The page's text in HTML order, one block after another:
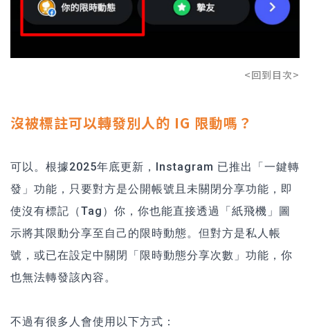
<回到目次>
沒被標註可以轉發別人的 IG 限動嗎？
可以。根據2025年底更新，Instagram 已推出「一鍵轉
發」功能，只要對方是公開帳號且未關閉分享功能，即
使沒有標記（Tag）你，你也能直接透過「紙飛機」圖
示將其限動分享至自己的限時動態。但對方是私人帳
號，或已在設定中關閉「限時動態分享次數」功能，你
也無法轉發該內容。
不過有很多人會使用以下方式：